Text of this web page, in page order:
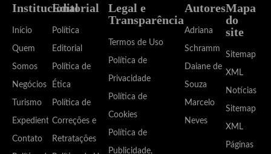
Institucional
Início
Quem
Somos
Negócios
Turismo
Expediente
Contato
Editorial
Política
Editorial
Política de
Ética
Política de
Correções e
Retratações
Legal e
Transparência
Termos de Uso
Política de
Privacidade
Política de
Cookies
Política de
Publicidade,
Autores
Adriana
Schramm
Daiane de
Souza
Marcelo
Neves
Mapa
do
site
Sitemap
XML
Notícias
Sitemap
XML
Páginas